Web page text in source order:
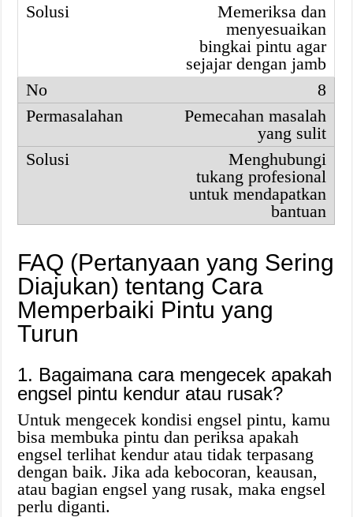
Memeriksa dan
menyesuaikan
bingkai pintu agar
sejajar dengan jamb
8
Pemecahan masalah
yang sulit
Menghubungi
tukang profesional
untuk mendapatkan
bantuan
FAQ (Pertanyaan yang Sering
Diajukan) tentang Cara
Memperbaiki Pintu yang
Turun
1. Bagaimana cara mengecek apakah
engsel pintu kendur atau rusak?
Untuk mengecek kondisi engsel pintu, kamu
bisa membuka pintu dan periksa apakah
engsel terlihat kendur atau tidak terpasang
dengan baik. Jika ada kebocoran, keausan,
atau bagian engsel yang rusak, maka engsel
perlu diganti.